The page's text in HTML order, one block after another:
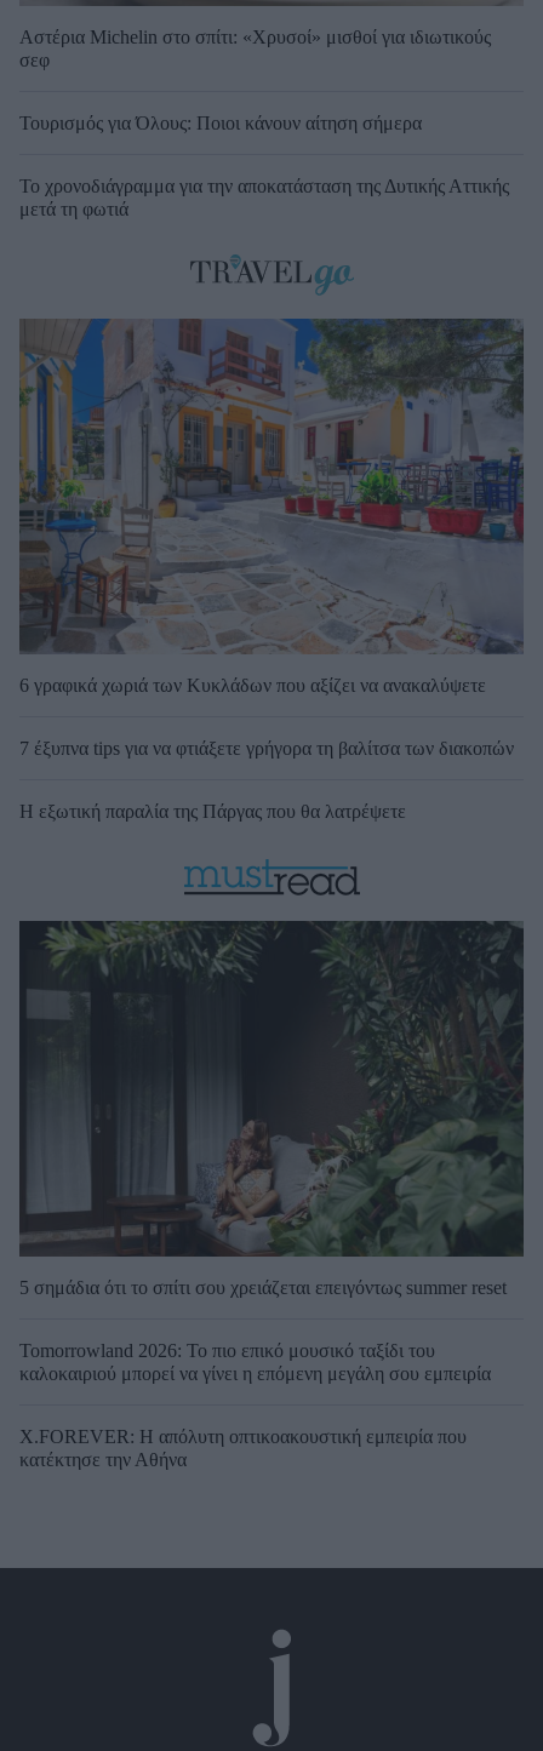
Αστέρια Michelin στο σπίτι: «Χρυσοί» μισθοί για ιδιωτικούς
σεφ
Τουρισμός για Όλους: Ποιοι κάνουν αίτηση σήμερα
Το χρονοδιάγραμμα για την αποκατάσταση της Δυτικής Αττικής
μετά τη φωτιά
6 γραφικά χωριά των Κυκλάδων που αξίζει να ανακαλύψετε
7 έξυπνα tips για να φτιάξετε γρήγορα τη βαλίτσα των διακοπών
Η εξωτική παραλία της Πάργας που θα λατρέψετε
5 σημάδια ότι το σπίτι σου χρειάζεται επειγόντως summer reset
Tomorrowland 2026: Το πιο επικό μουσικό ταξίδι του
καλοκαιριού μπορεί να γίνει η επόμενη μεγάλη σου εμπειρία
X.FOREVER: Η απόλυτη οπτικοακουστική εμπειρία που
κατέκτησε την Αθήνα